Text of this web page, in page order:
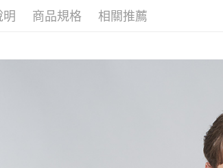
明 商品規格 相關推薦